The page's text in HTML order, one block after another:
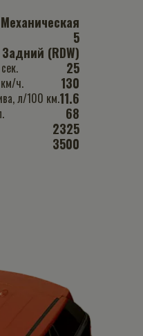
Механическая
5
Задний (RDW)
25
Максимальная скорость, км/ч. 130
л/100 км.11.6
бака, л. 68
2325
3500